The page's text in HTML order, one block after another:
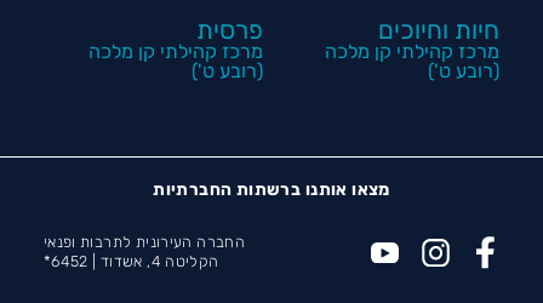
חיות וחיוכים
מרכז קהילתי קן מלכה
(רובע ט')
פרסית
מרכז קהילתי קן מלכה
(רובע ט')
מצאו אותנו ברשתות החברתיות
החברה העירונית לתרבות ופנאי
הקליטה 4, אשדוד |
6452*